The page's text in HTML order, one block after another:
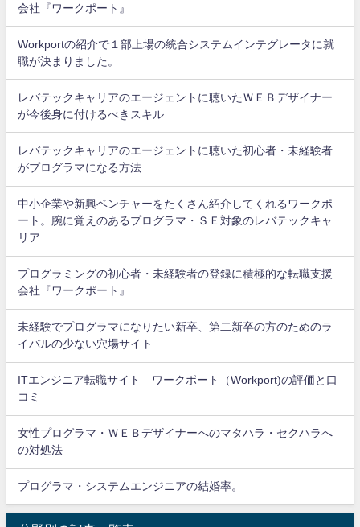
会社『ワークポート』
Workportの紹介で１部上場の統合システムインテグレータに就
職が決まりました。
レバテックキャリアのエージェントに聴いたＷＥＢデザイナー
が今後身に付けるべきスキル
レバテックキャリアのエージェントに聴いた初心者・未経験者
がプログラマになる方法
中小企業や新興ベンチャーをたくさん紹介してくれるワークポ
ート。腕に覚えのあるプログラマ・ＳＥ対象のレバテックキャ
リア
プログラミングの初心者・未経験者の登録に積極的な転職支援
会社『ワークポート』
未経験でプログラマになりたい新卒、第二新卒の方のためのラ
イバルの少ない穴場サイト
ITエンジニア転職サイト ワークポート（Workport)の評価と口
コミ
女性プログラマ・ＷＥＢデザイナーへのマタハラ・セクハラへ
の対処法
プログラマ・システムエンジニアの結婚率。